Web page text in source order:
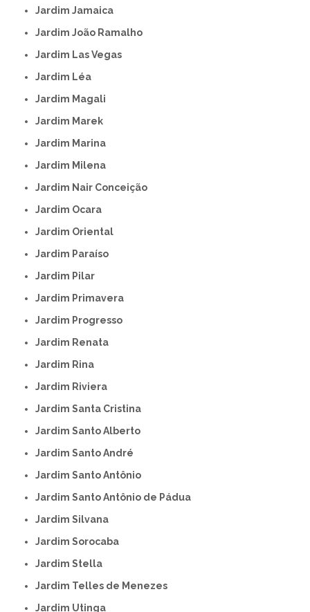
Jardim Jamaica
Jardim João Ramalho
Jardim Las Vegas
Jardim Léa
Jardim Magali
Jardim Marek
Jardim Marina
Jardim Milena
Jardim Nair Conceição
Jardim Ocara
Jardim Oriental
Jardim Paraíso
Jardim Pilar
Jardim Primavera
Jardim Progresso
Jardim Renata
Jardim Rina
Jardim Riviera
Jardim Santa Cristina
Jardim Santo Alberto
Jardim Santo André
Jardim Santo Antônio
Jardim Santo Antônio de Pádua
Jardim Silvana
Jardim Sorocaba
Jardim Stella
Jardim Telles de Menezes
Jardim Utinga